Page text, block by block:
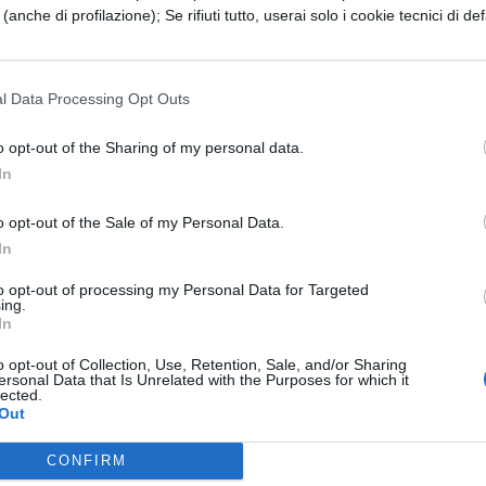
di profilazione); Se rifiuti tutto, userai solo i cookie tecnici di
Data Processing Opt Outs
opt-out of the Sharing of my personal data.
opt-out of the Sale of my Personal Data.
opt-out of processing my Personal Data for Targeted
opt-out of Collection, Use, Retention, Sale, and/or Sharing
Data that Is Unrelated with the Purposes for which it
CONFIRM
ogni forma
T*T*T=24/3 => T*T*T=8 => T=2
6 = 16 => C=4
= 4+6 = 10.